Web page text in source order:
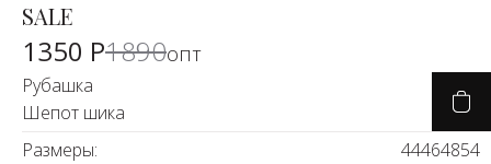
-30%
SALE
1350 Р1890опт
Рубашка
Шепот шика
Размеры:
44464854